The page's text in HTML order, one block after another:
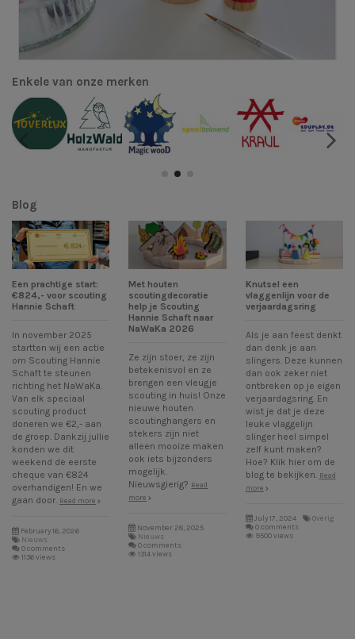
Enkele van onze merken
Blog
Een prachtige start:
€824,- voor scouting
Hannie Schaft
In november 2025
startten wij een actie
om Scouting Hannie
Schaft te steunen
richting het NaWaKa.
Van elk speciaal
scouting product
doneren we €2,- aan
de groep. Dankzij jullie
konden we dit
weekend de eerste
cheque van €824
overhandigen! En we
gaan door. Read more
February 16, 2026
Nieuws
0 comments
1136 views
Met houten
scoutingdecoratie
help je Scouting
Hannie Schaft naar
NaWaKa 2026
Ze zijn stoer, ze zijn
betekenisvol en ze
brengen een vleugje
scouting in huis! Onze
nieuwe houten
scoutinghangers en
stekers zijn niet
alleen mooize maken
ook iets bijzonders
mogelijk.
Nieuwsgierig? Read
more
November 28, 2025
Nieuws
0 comments
1314 views
Knutsel een
vlaggenlijn voor de
verjaardagsring
Als je aan feest denkt
dan denk je aan
slingers. Deze kunnen
dan ook zeker niet
ontbreken op je eigen
verjaardagsring. En
wist je dat je deze
leuke vlaggelijn
slinger heel simpel
zelf kunt maken?
Hoe? Klik hier om de
blog te bekijken.
Read
more
July 17, 2024
Overig
0 comments
9500 views